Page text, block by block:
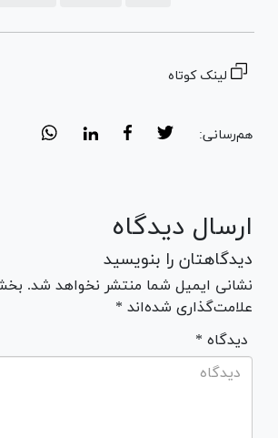
لینک کوتاه
هم‌رسانی:
ارسال دیدگاه
دیدگاهتان را بنویسید
نشانی ایمیل شما منتشر نخواهد شد.
علامت‌گذاری شده‌اند *
* دیدگاه